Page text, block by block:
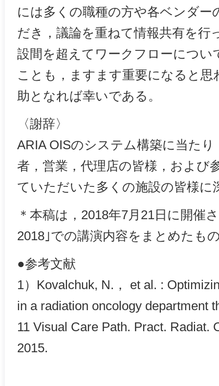
には多くの職種の方や各ベンダー
だき，議論を重ねて情報共有を行
設間を超えてワークフローについ
ことも，ますます重要になると思
助となれば幸いである。
〈謝辞〉
ARIA OISのシステム構築に当た
者，営業，代理店の皆様，および
ていただいた多くの施設の皆様に
＊本稿は，2018年7月21日に開催
2018｣での講演内容をまとめたも
●参考文献
1）Kovalchuk, N.， et al. :
in a radiation oncology department
11 Visual Care Path. Pract. Radiat.
2015.